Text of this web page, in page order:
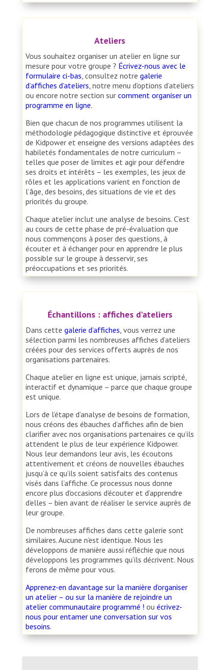
Ateliers
Vous souhaitez organiser un atelier en ligne sur
mesure pour votre groupe ? Écrivez-nous avec le
formulaire ci-bas, consultez notre galerie
d’affiches d’ateliers, notre menu d’options d’ateliers
ou encore notre section sur comment organiser un
programme en ligne.
Bien que chacun de nos programmes utilisent la
méthodologie pédagogique distinctive et éprouvée
de Kidpower et enseigne des versions adaptées des
habiletés fondamentales de notre curriculum –
telles que poser de limites et agir pour défendre
ses droits et intérêts – les exemples, les jeux de
rôles et les applications varient en fonction de
l’âge, des besoins, des situations de vie et des
priorités du groupe.
Chaque atelier inclut une analyse de besoins. C’est
au cours de cette phase de pré-évaluation que
nous commençons à poser des questions, à
écouter et à échanger pour en apprendre le plus
possible sur le groupe à desservir, ses
préoccupations et ses priorités.
Échantillons : affiches d’ateliers
Dans cette galerie d’affiches, vous verrez une
sélection parmi les nombreuses affiches d’ateliers
créées pour des services offerts auprès de nos
organisations partenaires.
Chaque atelier en ligne est unique, jamais scripté,
interactif et dynamique – parce que chaque groupe
est unique.
Lors de l’étape d’analyse de besoins de formation,
nous créons des ébauches d’affiches afin de bien
clarifier avec nos organisations partenaires ce qu’ils
attendent le plus de leur expérience Kidpower.
Nous leur demandons leur avis, les écoutons
attentivement et créons de nouvelles ébauches
jusqu’à ce qu’ils soient satisfaits des contenus
visés dans l’affiche. Ce processus nous donne
encore plus d’occasions d’écouter et d’apprendre
d’elles – bien avant de réaliser le service auprès de
leur groupe.
De nombreuses affiches dans cette galerie sont
similaires. Aucune n’est identique. Nous les
développons de manière aussi réfléchie que nous
développons les programmes qu’ils décrivent. Nous
ferons de même pour vous.
Apprenez-en davantage sur la manière d’organiser
un atelier – ou sur la manière de rejoindre un
atelier communautaire programmé ! ou écrivez-
nous pour entamer une conversation sur vos
besoins.